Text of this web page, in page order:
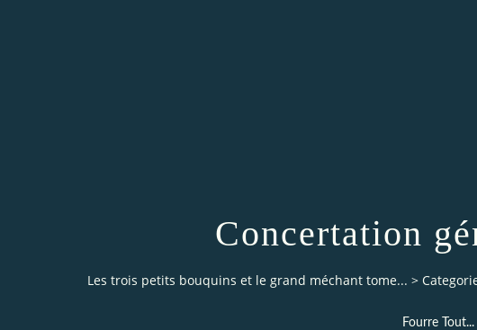
Concertation
Les trois petits bouquins et le grand méchant tome... >
Fourre Tout...